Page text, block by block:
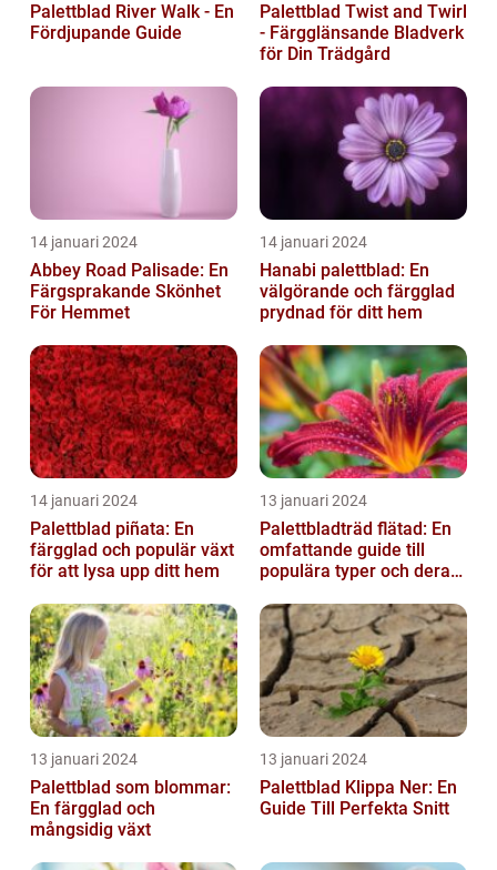
Palettblad River Walk - En
Fördjupande Guide
Palettblad Twist and Twirl
- Färgglänsande Bladverk
för Din Trädgård
14 januari 2024
Abbey Road Palisade: En
Färgsprakande Skönhet
För Hemmet
14 januari 2024
Hanabi palettblad: En
välgörande och färgglad
prydnad för ditt hem
14 januari 2024
Palettblad piñata: En
färgglad och populär växt
för att lysa upp ditt hem
13 januari 2024
Palettbladträd flätad: En
omfattande guide till
populära typer och deras
13 januari 2024
Palettblad som blommar:
En färgglad och
mångsidig växt
13 januari 2024
Palettblad Klippa Ner: En
Guide Till Perfekta Snitt